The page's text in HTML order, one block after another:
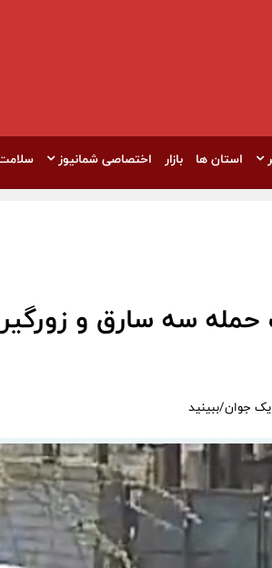
استان ها بازار اختصاصی شمانیوز
سه سارق و زورگیر
جوان/ببینید